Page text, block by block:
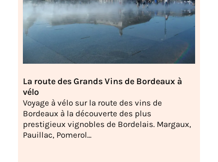
La route des Grands Vins de Bordeaux à
vélo
Voyage à vélo sur la route des vins de
Bordeaux à la découverte des plus
prestigieux vignobles de Bordelais. Margaux,
Pauillac, Pomerol...